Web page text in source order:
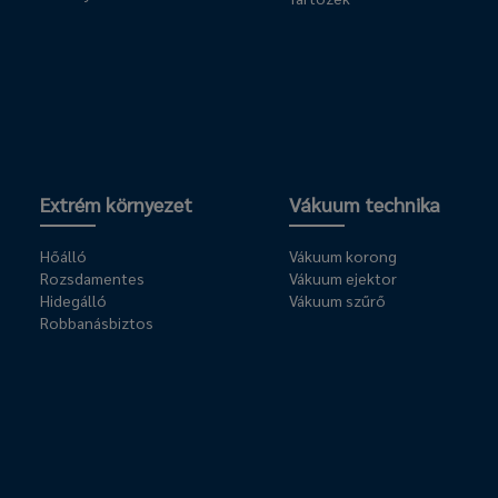
Extrém környezet
Hőálló
Rozsdamentes
Hidegálló
Robbanásbiztos
Vákuum technika
Vákuum korong
Vákuum ejektor
Vákuum szűrő